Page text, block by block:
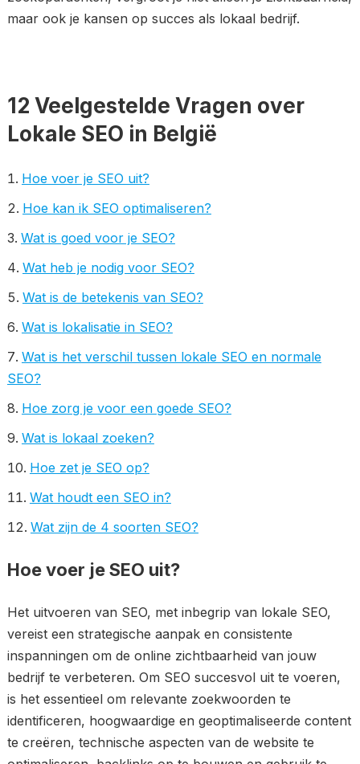
maar ook je kansen op succes als lokaal bedrijf.
12 Veelgestelde Vragen over
Lokale SEO in België
Hoe voer je SEO uit?
Hoe kan ik SEO optimaliseren?
Wat is goed voor je SEO?
Wat heb je nodig voor SEO?
Wat is de betekenis van SEO?
Wat is lokalisatie in SEO?
Wat is het verschil tussen lokale SEO en normale
SEO?
Hoe zorg je voor een goede SEO?
Wat is lokaal zoeken?
Hoe zet je SEO op?
Wat houdt een SEO in?
Wat zijn de 4 soorten SEO?
Hoe voer je SEO uit?
Het uitvoeren van SEO, met inbegrip van lokale SEO,
vereist een strategische aanpak en consistente
inspanningen om de online zichtbaarheid van jouw
bedrijf te verbeteren. Om SEO succesvol uit te voeren,
is het essentieel om relevante zoekwoorden te
identificeren, hoogwaardige en geoptimaliseerde content
te creëren, technische aspecten van de website te